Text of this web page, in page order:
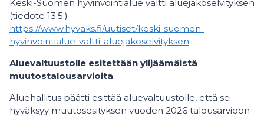
Keski-Suomen hyvinvointialue vältti aluejakoselvityksen
(tiedote 13.5.)
https://www.hyvaks.fi/uutiset/keski-suomen-
hyvinvointialue-valtti-aluejakoselvityksen
Aluevaltuustolle esitettään ylijäämäistä
muutostalousarvioita
Aluehallitus päätti esittää aluevaltuustolle, että se
hyväksyy muutosesityksen vuoden 2026 talousarvioon